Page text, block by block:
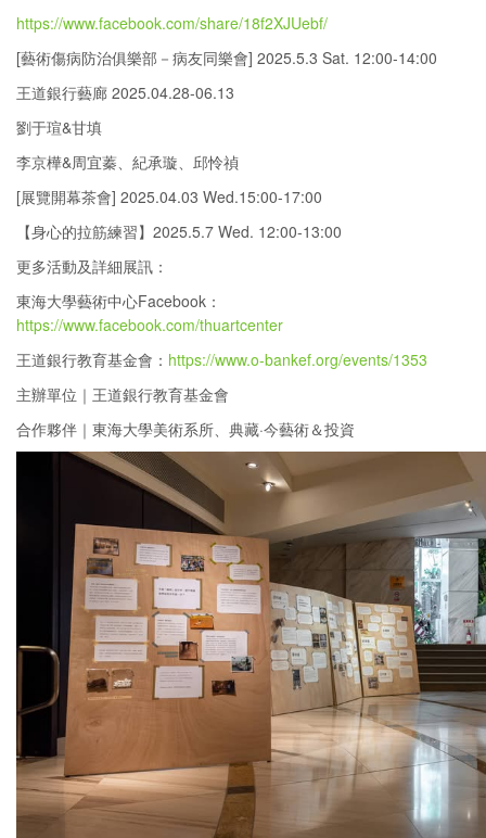
https://www.facebook.com/share/18f2XJUebf/
[藝術傷病防治俱樂部－病友同樂會] 2025.5.3 Sat. 12:00-14:00
王道銀行藝廊 2025.04.28-06.13
劉于瑄&甘填
李京樺&周宜蓁、紀承璇、邱怜禎
[展覽開幕茶會] 2025.04.03 Wed.15:00-17:00
【身心的拉筋練習】2025.5.7 Wed. 12:00-13:00
更多活動及詳細展訊：
東海大學藝術中心Facebook：
https://www.facebook.com/thuartcenter
王道銀行教育基金會： https://www.o-bankef.org/events/1353
主辦單位｜王道銀行教育基金會
合作夥伴｜東海大學美術系所、典藏·今藝術＆投資